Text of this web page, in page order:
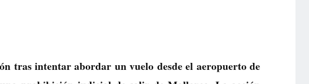
tras intentar abordar un vuelo desde el aeropuerto de